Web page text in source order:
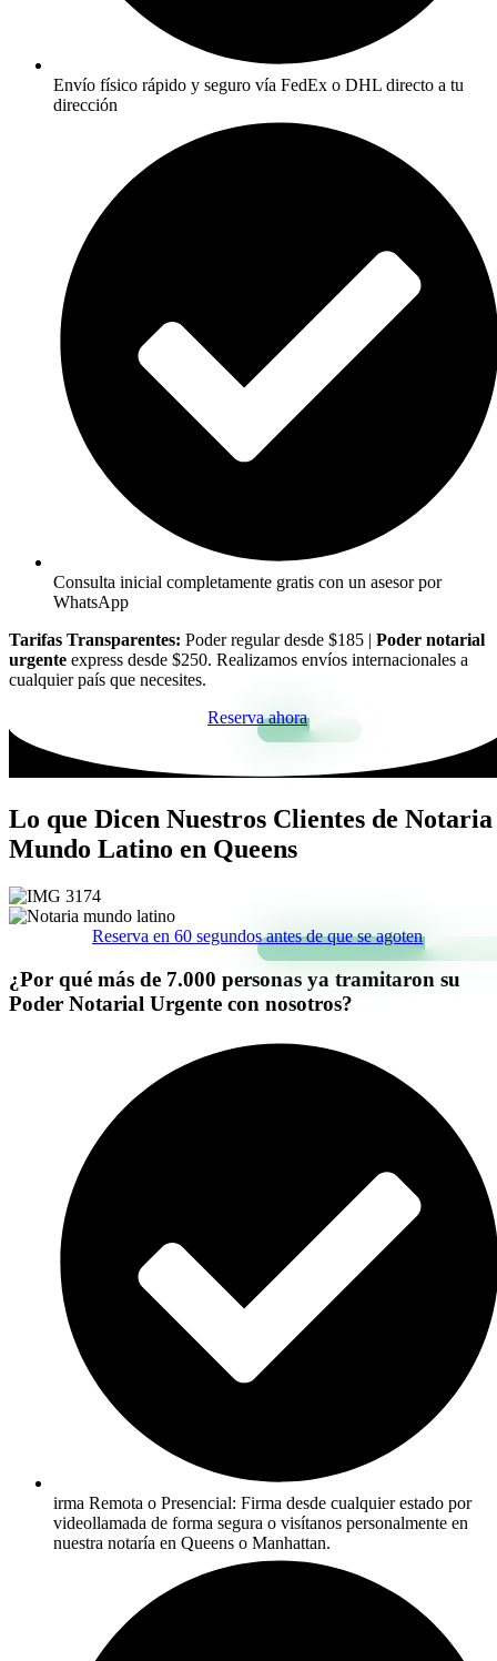
Envío físico rápido y seguro vía FedEx o DHL directo a tu
dirección
Consulta inicial completamente gratis con un asesor por
WhatsApp
Tarifas Transparentes: Poder regular desde $185 | Poder notarial
urgente express desde $250. Realizamos envíos internacionales a
cualquier país que necesites.
Reserva ahora
Lo que Dicen Nuestros Clientes de Notaria
Mundo Latino en Queens
Reserva en 60 segundos antes de que se agoten
¿Por qué más de 7.000 personas ya tramitaron su
Poder Notarial Urgente con nosotros?
irma Remota o Presencial: Firma desde cualquier estado por
videollamada de forma segura o visítanos personalmente en
nuestra notaría en Queens o Manhattan.